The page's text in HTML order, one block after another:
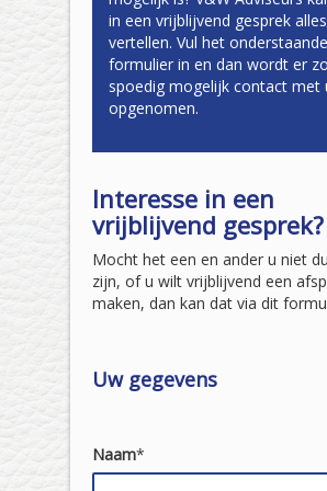
in een vrijblijvend gesprek
vertellen. Vul het onderstaande
formulier in en dan wordt er zo
spoedig mogelijk contact met
opgenomen.
Interesse in een
vrijblijvend gesprek?
Mocht het een en ander u niet
zijn, of u wilt vrijblijvend een
maken, dan kan dat via dit
Uw gegevens
Naam*